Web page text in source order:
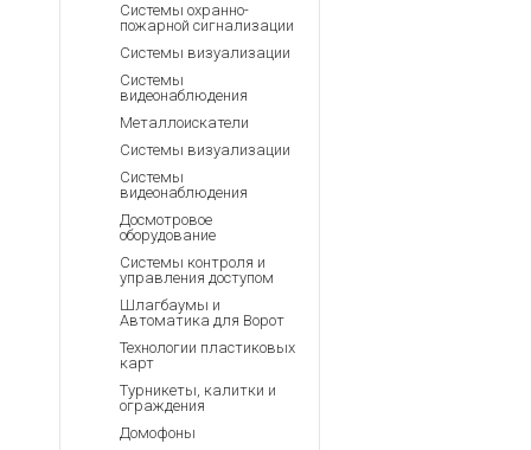
Системы охранно-
пожарной сигнализации
Системы визуализации
Системы
видеонаблюдения
Металлоискатели
Системы визуализации
Системы
видеонаблюдения
Досмотровое
оборудование
Системы контроля и
управления доступом
Шлагбаумы и
Автоматика для Ворот
Технологии пластиковых
карт
Турникеты, калитки и
ограждения
Домофоны